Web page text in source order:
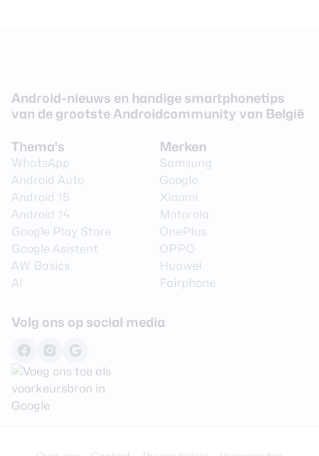
Bluetooth-versie Bluetooth 5.3
Sensoren
Accelerometer
Hartslagmeter
Gyroscoop
GPS
Bloeddrukmeter Nee
Camera
Camera
Android-nieuws en handige smartphonetips
van de grootste Androidcommunity van België
Thema's
WhatsApp
Android Auto
Android 15
Android 14
Google Play Store
Google Asistent
AW Basics
AI
Merken
Samsung
Google
Xiaomi
Motorola
OnePlus
OPPO
Huawei
Fairphone
Volg ons op social media